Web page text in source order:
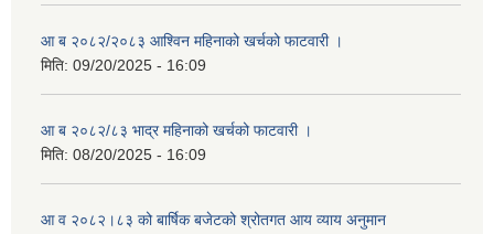
आ ब २०८२/२०८३ आश्विन महिनाको खर्चको फाटवारी ।
मिति: 09/20/2025 - 16:09
आ ब २०८२/८३ भाद्र महिनाको खर्चको फाटवारी ।
मिति: 08/20/2025 - 16:09
आ व २०८२।८३ को बार्षिक बजेटको श्रोतगत आय व्याय अनुमान